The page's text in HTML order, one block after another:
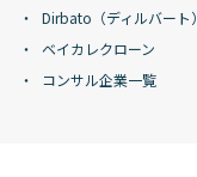
Dirbato（ディルバート）
ベイカレクローン
コンサル企業一覧